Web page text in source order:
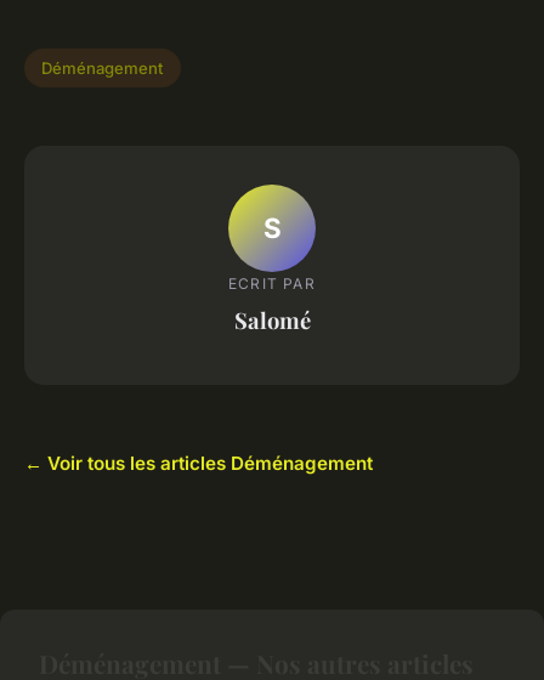
Déménagement
S
ECRIT PAR
Salomé
← Voir tous les articles Déménagement